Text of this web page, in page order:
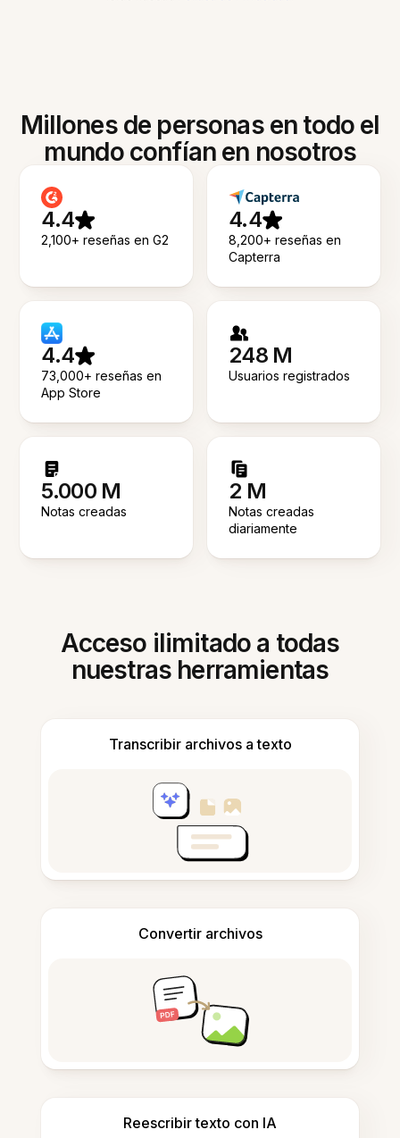
Millones de personas en todo el
mundo confían en nosotros
4.4
2,100+ reseñas en G2
4.4
8,200+ reseñas en
Capterra
4.4
73,000+ reseñas en
App Store
248 M
Usuarios registrados
5.000 M
Notas creadas
2 M
Notas creadas
diariamente
Acceso ilimitado a todas
nuestras herramientas
Transcribir archivos a texto
Convertir archivos
Reescribir texto con IA